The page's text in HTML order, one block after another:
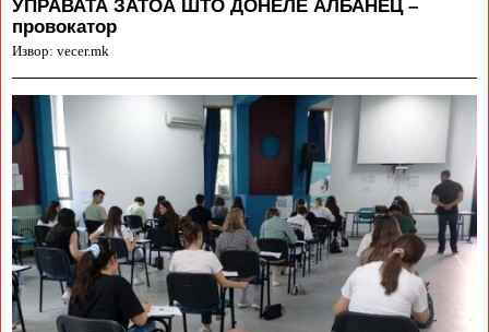
УПРАВАТА ЗАТОА ШТО ДОНЕЛЕ АЛБАНЕЦ –
провокатор
Извор: vecer.mk